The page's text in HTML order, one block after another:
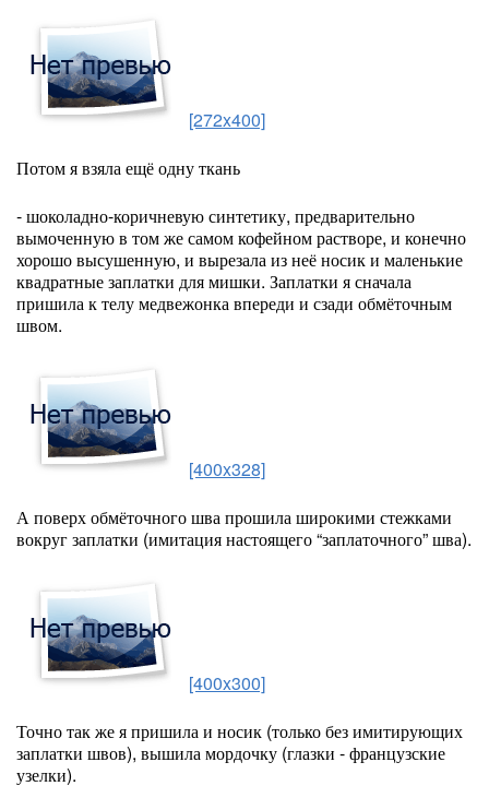
[272x400]
Потом я взяла ещё одну ткань
- шоколадно-коричневую синтетику, предварительно
вымоченную в том же самом кофейном растворе, и конечно
хорошо высушенную, и вырезала из неё носик и маленькие
квадратные заплатки для мишки. Заплатки я сначала
пришила к телу медвежонка впереди и сзади обмёточным
швом.
[400x328]
А поверх обмёточного шва прошила широкими стежками
вокруг заплатки (имитация настоящего “заплаточного” шва).
[400x300]
Точно так же я пришила и носик (только без имитирующих
заплатки швов), вышила мордочку (глазки - французские
узелки).